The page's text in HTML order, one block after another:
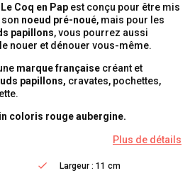
Le Coq en Pap est conçu pour être mis
noeud pré-noué, mais pour les
papillons, vous pourrez aussi
nouer et dénouer vous-même.
marque française créant et
papillons, cravates, pochettes,
coloris rouge aubergine.
Plus de détails
Largeur : 11 cm